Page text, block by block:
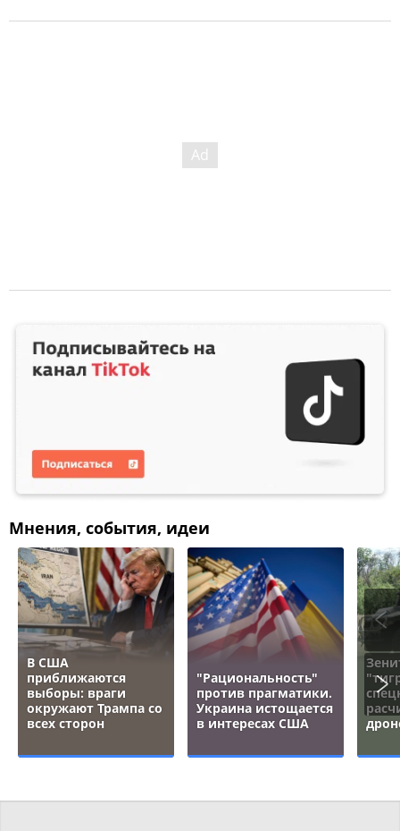
Мнения, события, идеи
В США
приближаются
выборы: враги
окружают Трампа со
всех сторон
"Рациональность"
против прагматики.
Украина истощается
в интересах США